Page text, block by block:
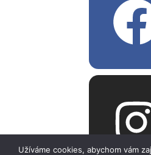
Užíváme cookies, abychom vám